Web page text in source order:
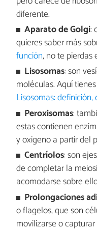
diferente.
AparatodeGolgi:
quieres saber más
función, no te pierdas
Lisosomas: son
moléculas. Aquí
Lisosomas:
Peroxisomas:
estas contienen
y oxígeno a partir del
Centríolos: son
de completar la
acomodarse sobre
Prolongaciones
o flagelos, que son
movilizarse o